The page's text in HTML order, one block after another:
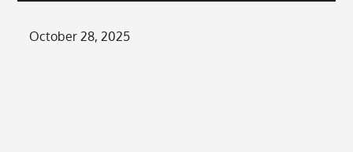
Posted
October 28, 2025